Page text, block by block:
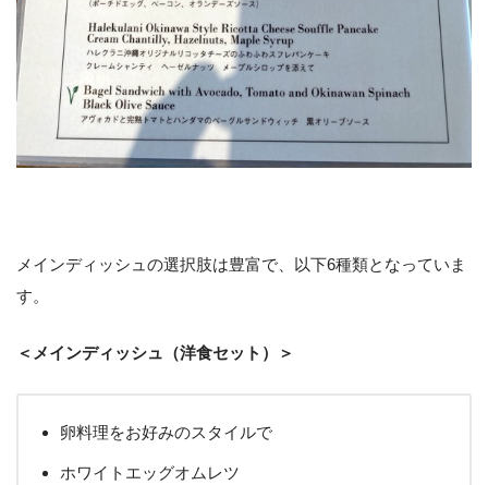
メインディッシュの選択肢は豊富で、以下6種類となっていま
す。
＜メインディッシュ（洋食セット）＞
卵料理をお好みのスタイルで
ホワイトエッグオムレツ